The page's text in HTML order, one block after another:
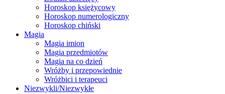
Horoskop księżycowy
Horoskop numerologiczny
Horoskop chiński
Magia
Magia imion
Magia przedmiotów
Magia na co dzień
Wróżby i przepowiednie
Wróżbici i terapeuci
Niezwykli/Niezwykłe